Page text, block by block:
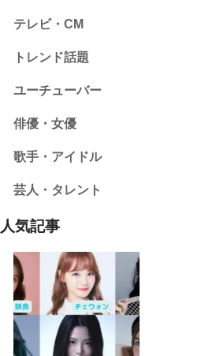
テレビ・CM
トレンド話題
ユーチューバー
俳優・女優
歌手・アイドル
芸人・タレント
人気記事